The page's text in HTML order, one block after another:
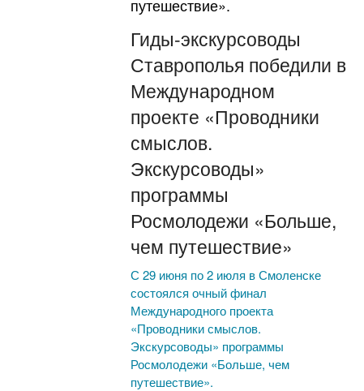
Гиды-экскурсоводы
Ставрополья победили в
Международном
проекте «Проводники
смыслов.
Экскурсоводы»
программы
Росмолодежи «Больше,
чем путешествие»
С 29 июня по 2 июля в Смоленске
состоялся очный финал
Международного проекта
«Проводники смыслов.
Экскурсоводы» программы
Росмолодежи «Больше, чем
путешествие».